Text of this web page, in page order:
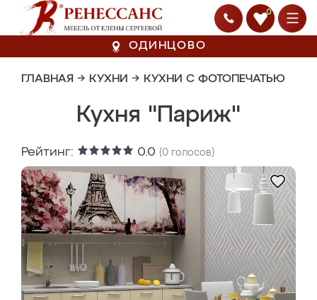
0
ОДИНЦОВО
ГЛАВНАЯ → КУХНИ → КУХНИ С ФОТОПЕЧАТЬЮ
Кухня "Париж"
Рейтинг: 0.0 (0 голосов)